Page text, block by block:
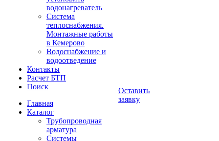
водонагреватель
Система
теплоснабжения.
Монтажные работы
в Кемерово
Водоснабжение и
водоотведение
Контакты
Расчет БТП
Поиск
Главная
Каталог
Трубопроводная
арматура
Системы
Оставить
заявку